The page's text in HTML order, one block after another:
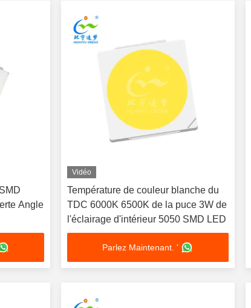
Angle
Vidéo
Température de couleur blanche du
TDC 6000K 6500K de la puce 3W de
l'éclairage d'intérieur 5050 SMD LED
Parlez Maintenant. '